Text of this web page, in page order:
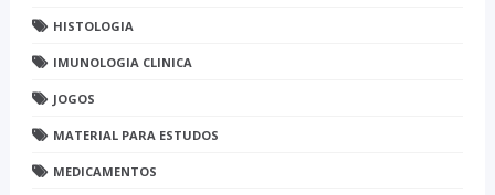
HISTOLOGIA
IMUNOLOGIA CLINICA
JOGOS
MATERIAL PARA ESTUDOS
MEDICAMENTOS